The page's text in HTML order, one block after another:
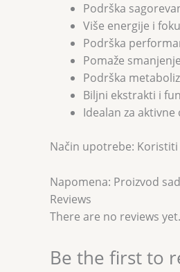
Podrška
Više energije i
Podrška
Pomaže
Podrška
Biljni ekstrakti i
Idealan za
Način upotrebe:
Napomena: Proizvod
Reviews
There are no reviews yet.
Be the first to